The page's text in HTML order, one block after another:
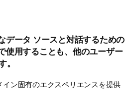
データ ソースと対話するための
使用することも、他のユーザー
。
ン固有のエクスペリエンスを提供